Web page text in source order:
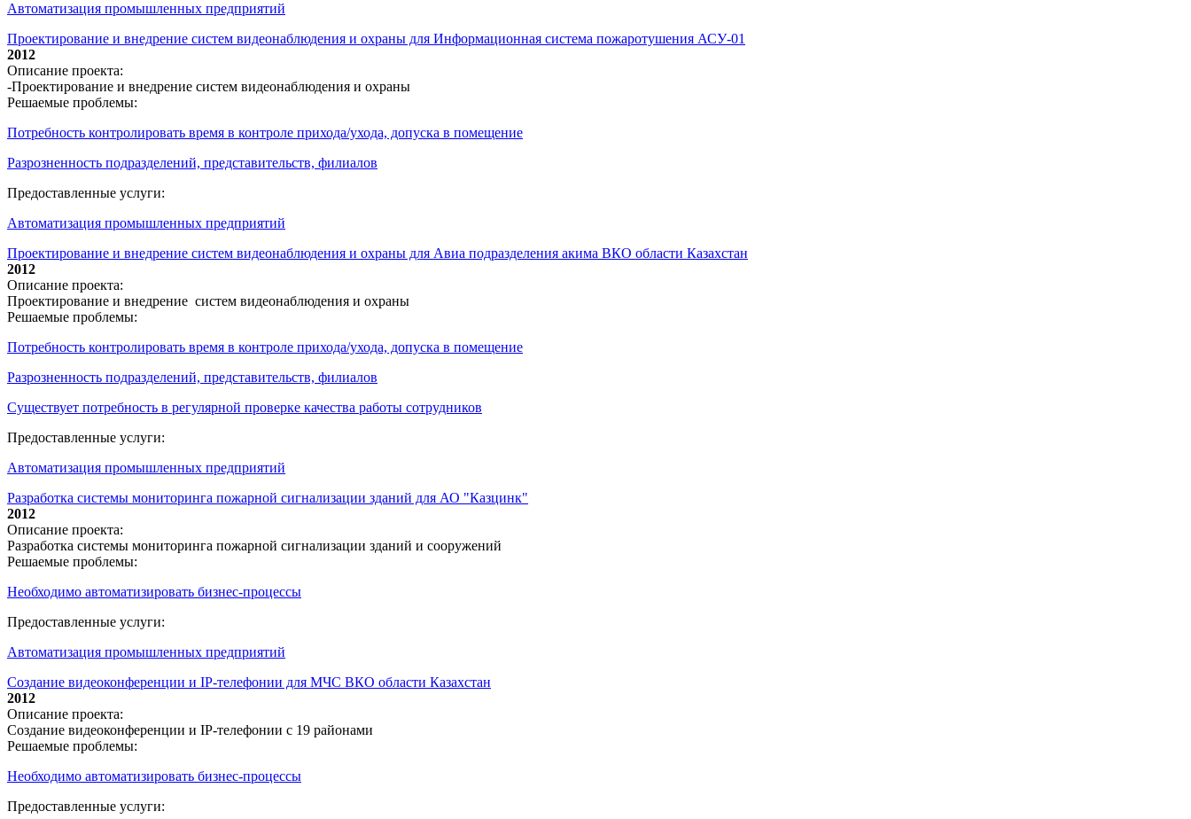
Автоматизация промышленных предприятий
Проектирование и внедрение систем видеонаблюдения и охраны для Информационная система пожаротушения АСУ-01
2012
Описание проекта:
-Проектирование и внедрение систем видеонаблюдения и охраны
Решаемые проблемы:
Потребность контролировать время в контроле прихода/ухода, допуска в помещение
Разрозненность подразделений, представительств, филиалов
Предоставленные услуги:
Автоматизация промышленных предприятий
Проектирование и внедрение систем видеонаблюдения и охраны для Авиа подразделения акима ВКО области Казахстан
2012
Описание проекта:
Проектирование и внедрение систем видеонаблюдения и охраны
Решаемые проблемы:
Потребность контролировать время в контроле прихода/ухода, допуска в помещение
Разрозненность подразделений, представительств, филиалов
Существует потребность в регулярной проверке качества работы сотрудников
Предоставленные услуги:
Автоматизация промышленных предприятий
Разработка системы мониторинга пожарной сигнализации зданий для АО "Казцинк"
2012
Описание проекта:
Разработка системы мониторинга пожарной сигнализации зданий и сооружений
Решаемые проблемы:
Необходимо автоматизировать бизнес-процессы
Предоставленные услуги:
Автоматизация промышленных предприятий
Создание видеоконференции и IP-телефонии для МЧС ВКО области Казахстан
2012
Описание проекта:
Создание видеоконференции и IP-телефонии с 19 районами
Решаемые проблемы:
Необходимо автоматизировать бизнес-процессы
Предоставленные услуги: